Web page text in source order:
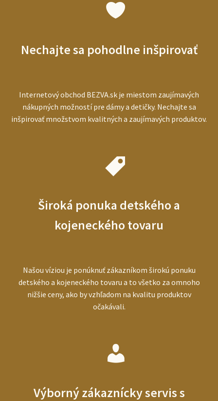
ľudí
Nechajte sa pohodlne inšpirovať
Internetový obchod BEZVA.sk je miestom zaujímavých
nákupných možností pre dámy a detičky. Nechajte sa
inšpirovať množstvom kvalitných a zaujímavých produktov.
Široká ponuka detského a
kojeneckého tovaru
Našou víziou je ponúknuť zákazníkom širokú ponuku
detského a kojeneckého tovaru a to všetko za omnoho
nižšie ceny, ako by vzhľadom na kvalitu produktov
očakávali.
Výborný zákaznícky servis s